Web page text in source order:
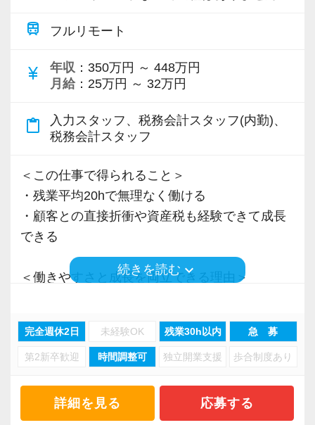
Q. 当事務所を選んだ理由は？
A. 幅広い業務を経験できる点に魅力を感じ、入
所を決めました。
A. さまざまな業務を任せてもらえるので、以前
より成長スピードが上がったと感じています。
Q. 職場の雰囲気は？
A. 上司や先輩に相談しやすく、風通しの良い職
場だと感じています。
・税務経験を活かして成長したい方
・キャリアアップ志向のある方
・顧客対応や提案業務に挑戦したい方
・資産税など専門性を高めたい方
train フルリモート
currency_yen 年収 ：350万円 ～ 448万円
月給 ：25万円 ～ 32万円
content_paste
入力スタッフ、税務会計スタッフ(内勤)、
税務会計スタッフ
＜この仕事で得られること＞
・残業平均20hで無理なく働ける
・顧客との直接折衝や資産税も経験できて成長
できる
＜働きやすさと成長を両立できる理由＞
・分業体制で業務負担を軽減
・顧客対応や提案業務に集中可能
・資産税や相続など専門性の高い案件あり
・経験値が自然と積み上がる環境
続きを読むkeyboard_arrow_down
完全週休2日 未経験OK 残業30h以内 急 募
第2新卒歓迎 時間調整可 独立開業支援 歩合制度あり
詳細を見る 応募する